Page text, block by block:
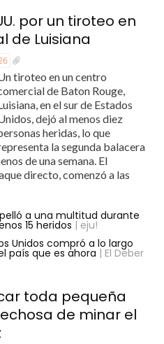
por un tiroteo en
de Luisiana
tiroteo en un centro
de Baton Rouge,
en el sur de Estados
dejó al menos diez
heridas, lo que
la segunda balacera
de una semana. El
directo, comenzó a las
a una multitud durante
15 heridos | eju!
Unidos compró a lo largo
país que es ahora | El Deber
toda pequeña
de minar el